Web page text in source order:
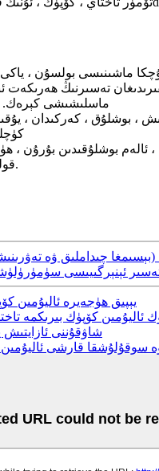
تەسىرنىڭ ھەرىكەت
ماسلىشىشى كېرەك.
قوللىنىشچانلىقى كەڭ دائىرىدە بولىدۇ.
ئېنېرگىيىسى
يېپىق ھۈجەيرە ئاليۇمىن
ئاليۇمىن كۆپۈك بىرىكمە
شاۋقۇننى ئازايتىش
قارشى ئاليۇمىن كۆپۈك